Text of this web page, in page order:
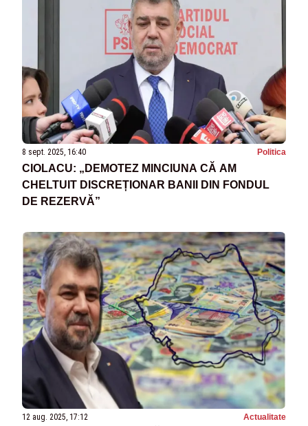
8 sept. 2025, 16:40 Politica
CIOLACU: „DEMOTEZ MINCIUNA CĂ AM
CHELTUIT DISCREȚIONAR BANII DIN FONDUL
DE REZERVĂ”
12 aug. 2025, 17:12 Actualitate